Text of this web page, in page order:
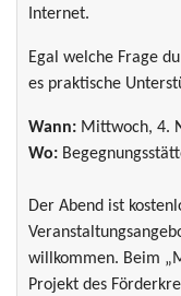
Internet.
Egal welche Frage
es praktische
Wann: Mittwoch, 4.
Wo:
Der Abend ist
willkommen. Beim
Projekt des